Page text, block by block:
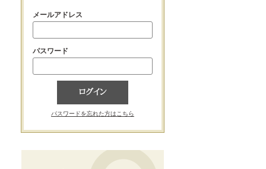
メールアドレス
パスワード
ログイン
パスワードを忘れた方はこちら